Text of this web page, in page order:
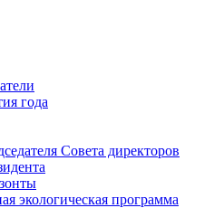
года
Совета директоров
экологическая программа